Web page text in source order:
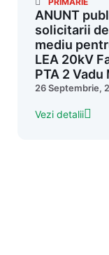
ANUNT
solicitarii
mediu
LEA 20kV
PTA 2
26 Septembrie,
Vezi detalii